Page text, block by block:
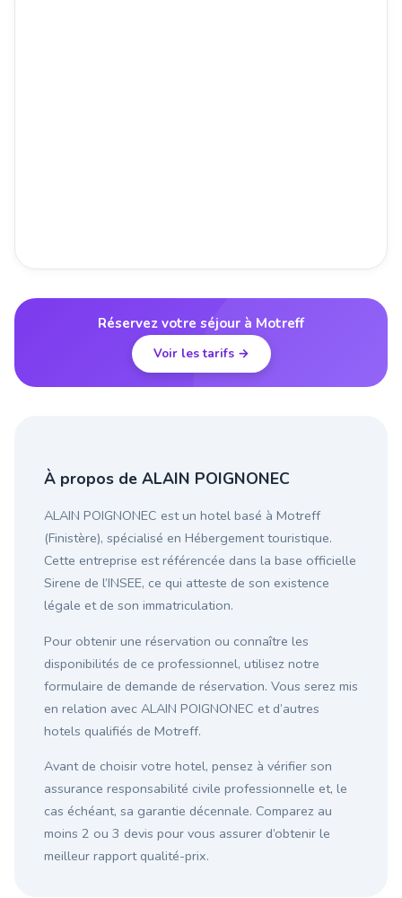
Réservez votre séjour à Motreff
Voir les tarifs →
À propos de ALAIN POIGNONEC
ALAIN POIGNONEC est un hotel basé à Motreff
(Finistère), spécialisé en Hébergement touristique.
Cette entreprise est référencée dans la base officielle
Sirene de l’INSEE, ce qui atteste de son existence
légale et de son immatriculation.
Pour obtenir une réservation ou connaître les
disponibilités de ce professionnel, utilisez notre
formulaire de demande de réservation. Vous serez mis
en relation avec ALAIN POIGNONEC et d’autres
hotels qualifiés de Motreff.
Avant de choisir votre hotel, pensez à vérifier son
assurance responsabilité civile professionnelle et, le
cas échéant, sa garantie décennale. Comparez au
moins 2 ou 3 devis pour vous assurer d’obtenir le
meilleur rapport qualité-prix.